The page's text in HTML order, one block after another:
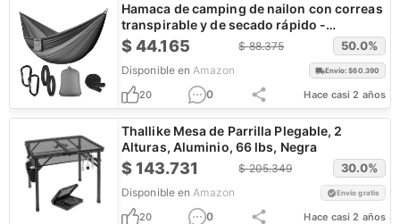
Hamaca de camping de nailon con correas
transpirable y de secado rápido -
¡CUPONES!
$44.165 $88.375 50.0%
Disponible en Amazon Envío: $60.390
20 0 Hace casi 2 años
Thallike Mesa de Parrilla Plegable, 2
Alturas, Aluminio, 66 lbs, Negra
$143.731 $205.349 30.0%
Disponible en Amazon Envío gratis
20 0 Hace casi 2 años